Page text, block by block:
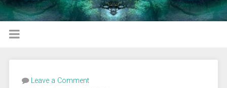
Leave a Comment